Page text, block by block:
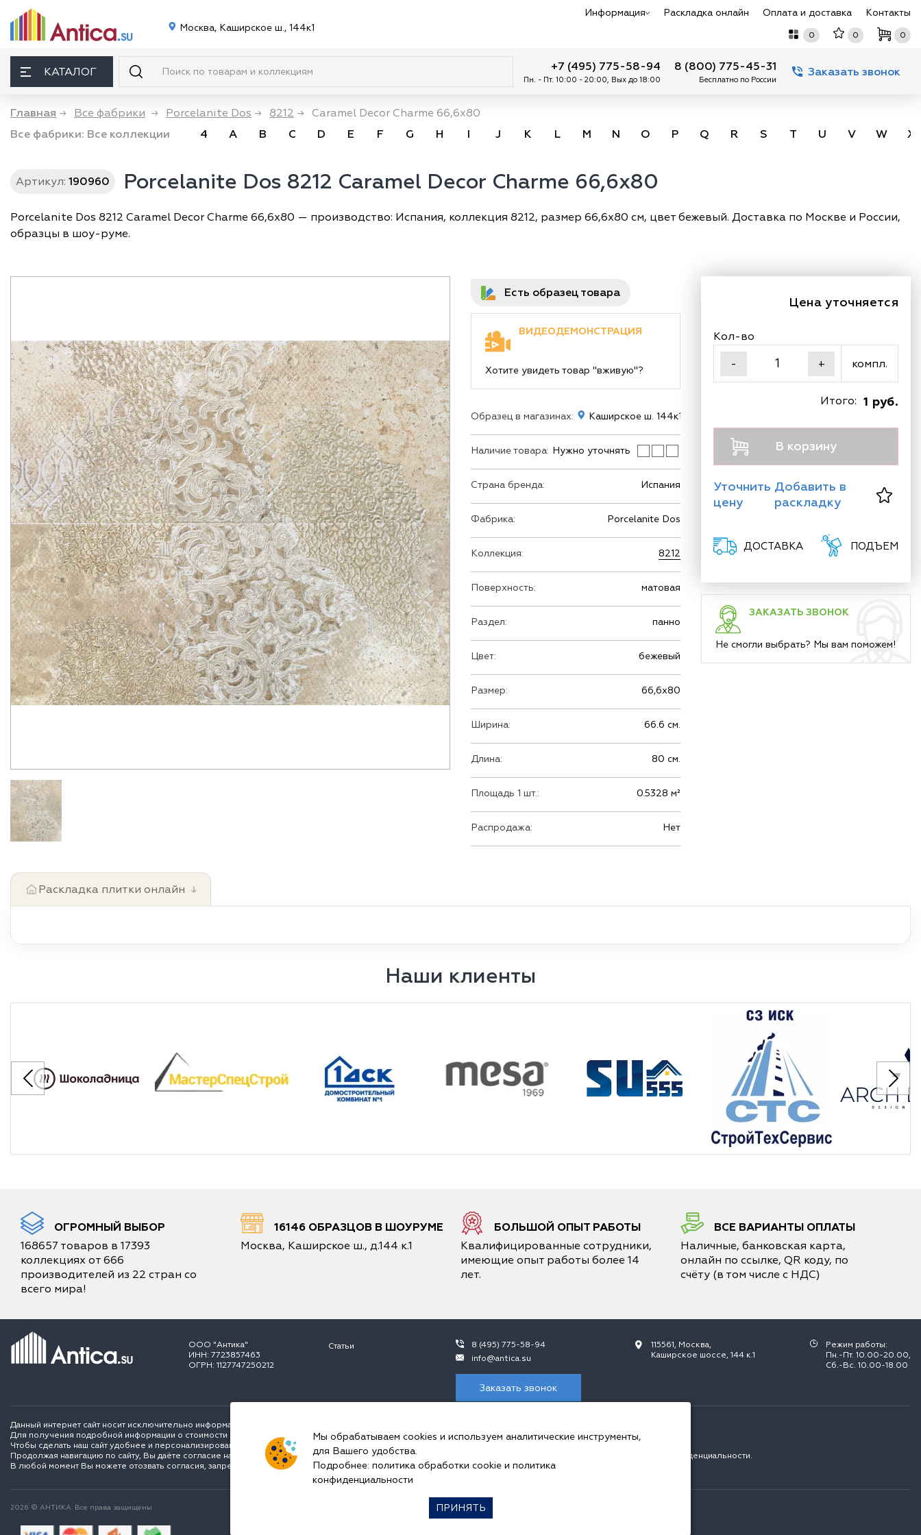
Москва, Каширское ш., 144к1
Информация Раскладка онлайн Оплата и доставка Контакты
0 0 0
КАТАЛОГ +7 (495) 775-58-94
Пн. - Пт. 10:00 - 20:00, Вых до 18:00
8 (800) 775-45-31
Бесплатно по России
Заказать звонок
Главная → Все фабрики → Porcelanite Dos → 8212 → Caramel Decor Charme 66,6x80
Все фабрики: Все коллекции 4 A B C D E F G H I J K L M N O P Q R S T U V W X
Артикул: 190960 Porcelanite Dos 8212 Caramel Decor Charme 66,6x80
Porcelanite Dos 8212 Caramel Decor Charme 66,6x80 — производство: Испания, коллекция 8212, размер 66,6х80 см, цвет бежевый. Доставка по Москве и России,
образцы в шоу-руме.
Есть образец товара
ВИДЕОДЕМОНСТРАЦИЯ
Хотите увидеть товар "вживую"?
Образец в магазинах: Каширское ш. 144к1
Наличие товара: Нужно уточнять
Страна бренда: Испания
Фабрика: Porcelanite Dos
Коллекция: 8212
Поверхность: матовая
Раздел: панно
Цвет: бежевый
Размер: 66,6х80
Ширина: 66.6 см.
Длина: 80 см.
Площадь 1 шт.: 0.5328 м²
Распродажа: Нет
Цена уточняется
Кол-во
-
+ компл.
1 руб.
Итого:
В корзину
Уточнить
цену
Добавить в
раскладку
ДОСТАВКА ПОДЪЕМ
ЗАКАЗАТЬ ЗВОНОК
Не смогли выбрать? Мы вам поможем!
Раскладка плитки онлайн ↓
Наши клиенты
ОГРОМНЫЙ ВЫБОР
168657 товаров в 17393
коллекциях от 666
производителей из 22 стран со
всего мира!
16146 ОБРАЗЦОВ В ШОУРУМЕ
Москва, Каширское ш., д.144 к.1
БОЛЬШОЙ ОПЫТ РАБОТЫ
Квалифицированные сотрудники,
имеющие опыт работы более 14
лет.
ВСЕ ВАРИАНТЫ ОПЛАТЫ
Наличные, банковская карта,
онлайн по ссылке, QR коду, по
счёту (в том числе с НДС)
ООО "Антика"
ИНН: 7723857463
ОГРН: 1127747250212
Статьи
8 (495) 775-58-94
info@antica.su
Заказать звонок
115561, Москва,
Каширское шоссе, 144 к.1
Режим работы:
Пн.-Пт. 10.00-20.00,
Сб.-Вс. 10.00-18.00
Данный интернет сайт носит исключительно информационный характер и не является публичной офертой, в контексте положений ч.2 ст. 437 ГК РФ.
Для получения подробной информации о стоимости и сроках выполнения просьба обращаться к сотрудникам ООО «Антика».
Чтобы сделать наш сайт удобнее и персонализированее для вас мы используем cookies и аналитические инструменты.
Продолжая навигацию по сайту, Вы даёте согласие на обработку персональных данных и соглашаетесь с
политикой конфиденциальности.
В любой момент Вы можете отозвать согласия, запретить сохранение Cookie в настройках своего браузера.
2026 © АНТИКА. Все права защищены
Мы обрабатываем cookies и используем аналитические инструменты,
для Вашего удобства.
Подробнее: политика обработки cookie и политика
конфиденциальности
ПРИНЯТЬ